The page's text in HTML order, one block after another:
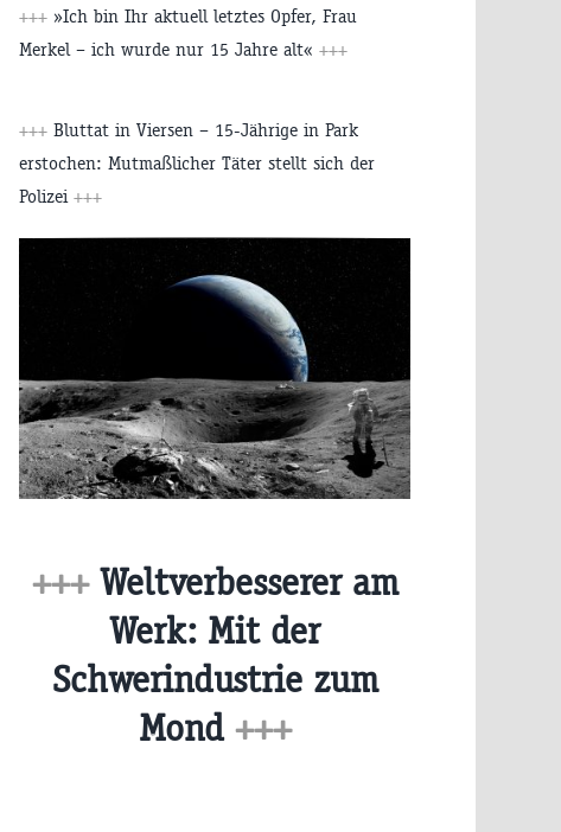
+++ »Ich bin Ihr aktuell letztes Opfer, Frau
Merkel – ich wurde nur 15 Jahre alt« +++
+++ Bluttat in Viersen – 15-Jährige in Park
erstochen: Mutmaßlicher Täter stellt sich der
Polizei +++
+++ Weltverbesserer am
Werk: Mit der
Schwerindustrie zum
Mond +++